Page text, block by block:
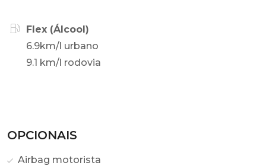
Flex (Álcool)
6.9km/l urbano
9.1 km/l rodovia
OPCIONAIS
Airbag motorista